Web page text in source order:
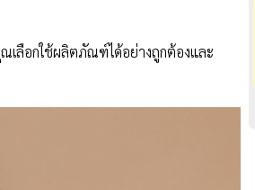
เลือกใช้ผลิตภัณฑ์ได้อย่างถูกต้องและ